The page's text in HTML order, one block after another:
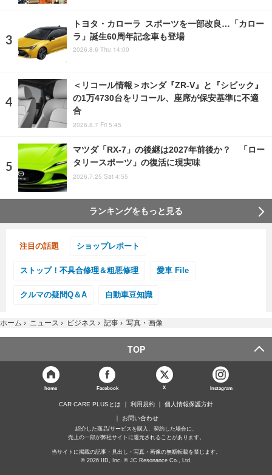
トヨタ・カローラ スポーツを一部改良…「カロー
ラ」誕生60周年記念車も登場
2026.8.6 Thu 14:00
＜リコール情報＞ホンダ『ZR-V』と『シビック』
の1万4730台をリコール、座席が保安基準に不適
合
2026.8.7 Fri 5:45
マツダ「RX-7」の後継は2027年前後か？ 「ロー
タリースポーツ」の復活に現実味
2026.7.25 Sat 4:55
ランキングをもっと見る
注目の話題 ショップレポート
ストップ！不具合修理＆粗悪修理 愛車 File
クルマの疑問Q＆A 自動車豆知識
ホーム › ニュース › ビジネス › 記事 › 写真・画像
TOP
home Facebook X Instagram
CAR CARE PLUSとは 利用規約 個人情報保護方針
お問い合わせ
紹介した商品/サービスを購入、契約した場合に、
売上の一部が弊社サイトに還元されることがあります。
当サイトに掲載の記事・見出し・写真・画像の無断転載を禁じます。
© 2026 IID, Inc. © JC Resonance Co., Ltd.